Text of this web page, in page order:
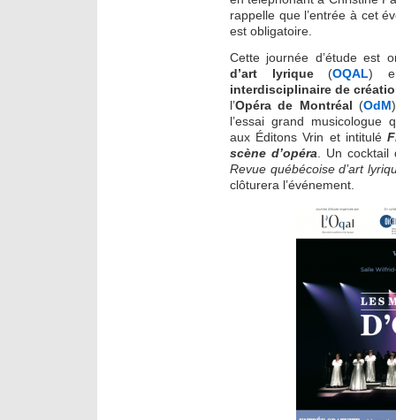
rappelle que l’entrée à cet
est obligatoire.
Cette journée d’étude est
d’art lyrique(OQAL)
interdisciplinaire de
l’Opéra de Montréal (OdM
l’essai grand musicologue
aux Éditons Vrin et intitulé
scène d’opéra . Un
Revue québécoise d’art
clôturera l’événement.